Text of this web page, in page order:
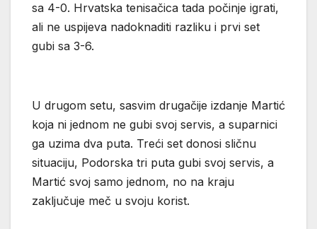
sa 4-0. Hrvatska tenisačica tada počinje igrati,
ali ne uspijeva nadoknaditi razliku i prvi set
gubi sa 3-6.
U drugom setu, sasvim drugačije izdanje Martić
koja ni jednom ne gubi svoj servis, a suparnici
ga uzima dva puta. Treći set donosi sličnu
situaciju, Podorska tri puta gubi svoj servis, a
Martić svoj samo jednom, no na kraju
zaključuje meč u svoju korist.